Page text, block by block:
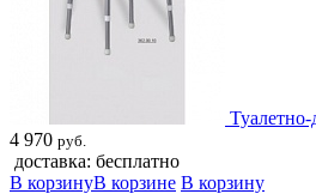
4 970 руб.
доставка: бесплатно
В корзинуВ корзине В корзину